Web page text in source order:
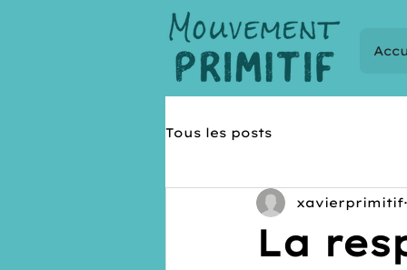
Tous les posts
La
xavierprimitif